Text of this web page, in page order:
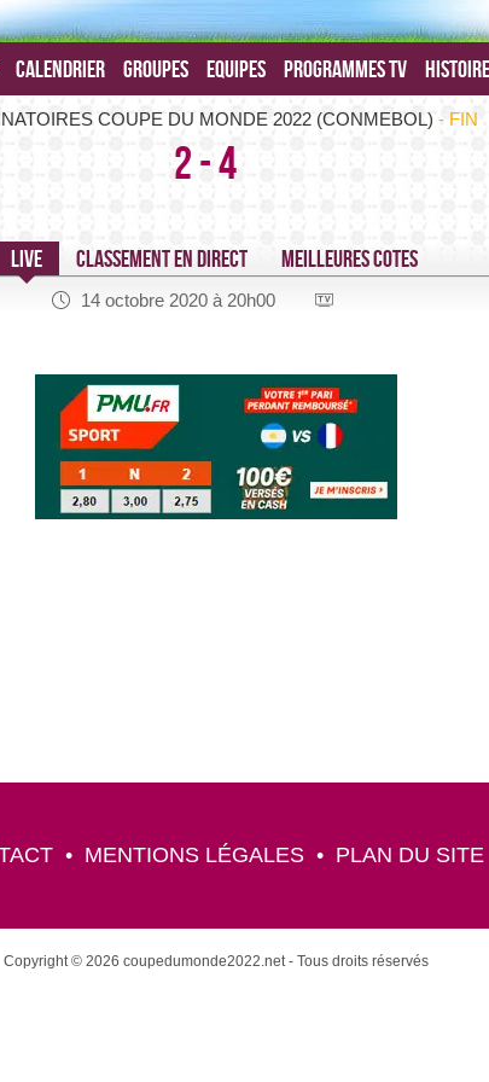
Calendrier Groupes Equipes Programmes TV Histoire
Brésil -
COUPE DU MONDE 2022 (CONMEBOL)
FIN
2-4
14 octobre 2020 à 20h00
• MENTIONS LÉGALES • PLAN DU SITE
Copyright © 2026 coupedumonde2022.net - Tous droits réservés